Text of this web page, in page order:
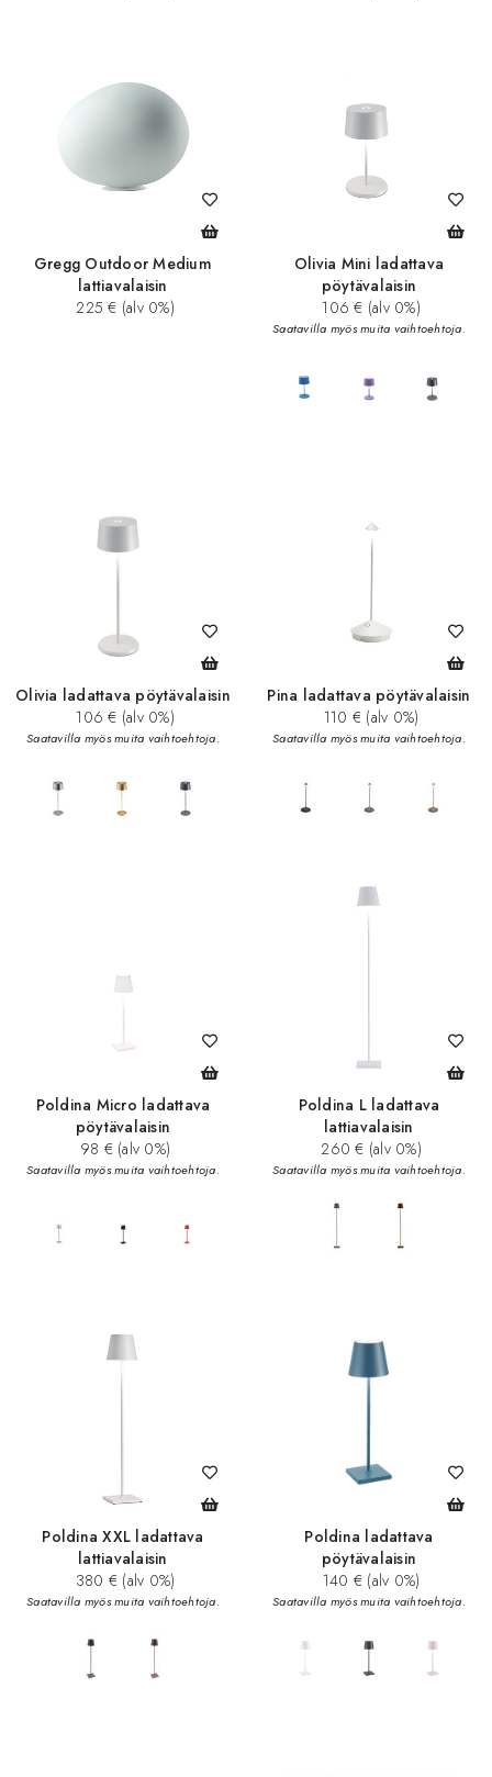
Gregg Outdoor Medium
lattiavalaisin
225 € (alv 0%)
Olivia Mini ladattava
pöytävalaisin
106 € (alv 0%)
Saatavilla myös muita vaihtoehtoja.
Olivia ladattava pöytävalaisin
106 € (alv 0%)
Saatavilla myös muita vaihtoehtoja.
Pina ladattava pöytävalaisin
110 € (alv 0%)
Saatavilla myös muita vaihtoehtoja.
Poldina Micro ladattava
pöytävalaisin
98 € (alv 0%)
Saatavilla myös muita vaihtoehtoja.
Poldina L ladattava
lattiavalaisin
260 € (alv 0%)
Saatavilla myös muita vaihtoehtoja.
Poldina XXL ladattava
lattiavalaisin
380 € (alv 0%)
Saatavilla myös muita vaihtoehtoja.
Poldina ladattava
pöytävalaisin
140 € (alv 0%)
Saatavilla myös muita vaihtoehtoja.